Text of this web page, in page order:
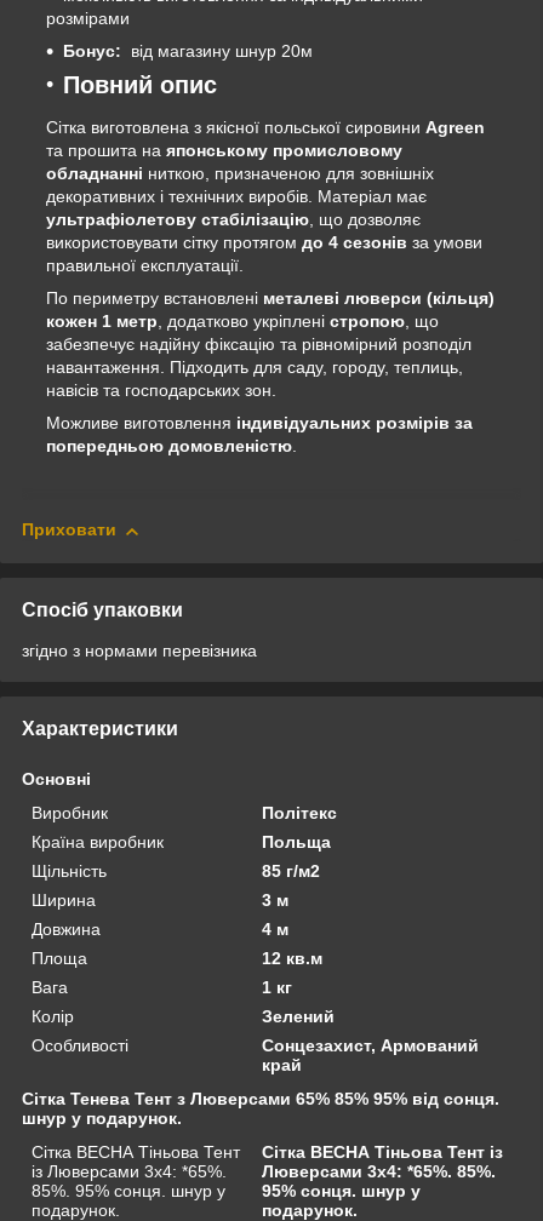
розмірами
Бонус:
від магазину шнур 20м
Повний опис
Сітка виготовлена з якісної польської сировини Agreen
та прошита на японському промисловому
обладнанні ниткою, призначеною для зовнішніх
декоративних і технічних виробів. Матеріал має
ультрафіолетову стабілізацію, що дозволяє
використовувати сітку протягом до 4 сезонів за умови
правильної експлуатації.
По периметру встановлені металеві люверси (кільця)
кожен 1 метр, додатково укріплені стропою, що
забезпечує надійну фіксацію та рівномірний розподіл
навантаження. Підходить для саду, городу, теплиць,
навісів та господарських зон.
Можливе виготовлення індивідуальних розмірів за
попередньою домовленістю.
Приховати
Спосіб упаковки
згідно з нормами перевізника
Характеристики
Основні
Виробник
Політекс
Країна виробник
Польща
Щільність
85 г/м2
Ширина
3 м
Довжина
4 м
Площа
12 кв.м
Вага
1 кг
Колір
Зелений
Особливості
Сонцезахист, Армований
край
Сітка Тенева Тент з Люверсами 65% 85% 95% від сонця.
шнур у подарунок.
Сітка ВЕСНА Тіньова Тент
із Люверсами 3х4: *65%.
85%. 95% сонця. шнур у
подарунок.
Сітка ВЕСНА Тіньова Тент із
Люверсами 3х4: *65%. 85%.
95% сонця. шнур у
подарунок.